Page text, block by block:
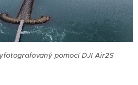
pomocí DJI Air2S